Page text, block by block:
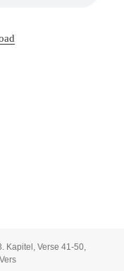
Kapitel, Verse 41-50,